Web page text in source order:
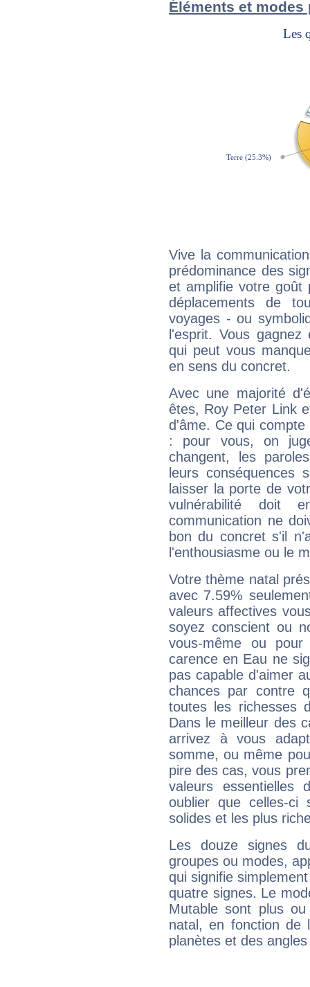
Éléments et
Vive la
prédominance des
et amplifie votre goût
déplacements de
voyages - ou
l'esprit. Vous
qui peut vous
en sens du concret.
Avec une majorité
êtes, Roy Peter Link
d'âme. Ce qui
: pour vous, on
changent, les
leurs conséquences
laisser la porte de
vulnérabilité doit
communication ne
bon du concret s'il
l'enthousiasme ou le
Votre thème natal
avec 7.59%
valeurs affectives
soyez conscient ou
vous-même ou
carence en Eau ne
pas capable d'aimer
chances par contre
toutes les richesses
Dans le meilleur des
arrivez à vous
somme, ou même
pire des cas, vous
valeurs
oublier que celles-
solides et les plus
Les douze signes
groupes ou modes,
qui signifie
quatre signes. Le
Mutable sont plus
natal, en fonction de
planètes et des